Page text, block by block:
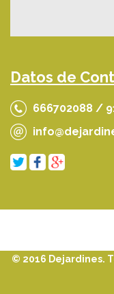
Datos de
666702088 /
© 2016 Dejardines.